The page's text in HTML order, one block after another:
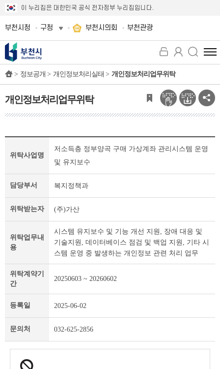
이 누리집은 대한민국 공식 전자정부 누리집입니다.
부천시청 구청 부천시의회 부천관광
전
체
뉴
보
기
> 정보공개 > 개인정보처리실태 > 개인정보처리업무위탁
개인정보처리업무위탁
인
처
리
업
무
위
개
인
제
테
이
블
위탁사업명
저소득층 정부양곡 구매 가상계좌 관리시스템 운영
및 유지보수
담당부서 복지정책과
위탁받는자 (주)가산
위탁업무내
용
시스템 유지보수 및 기능 개선 지원, 장애 대응 및
기술지원, 데이터베이스 점검 및 백업 지원, 기타 시
스템 운영 중 발생하는 개인정보 관련 처리 업무
위탁계약기
간
20250603 ~ 20260602
등록일 2025-06-02
문의처 032-625-2856